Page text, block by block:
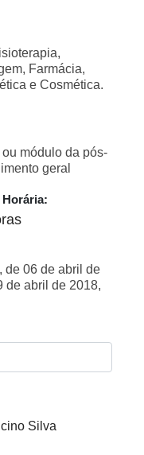
Farmácia,
e Cosmética.
módulo da pós-
geral
Horária:
de 06 de abril de
de abril de 2018,
Silva